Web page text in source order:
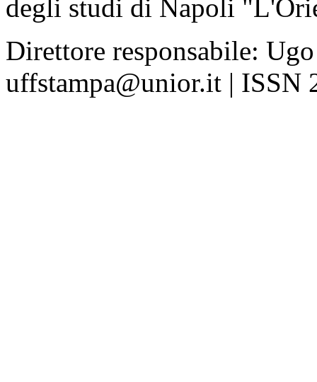
degli studi di Napoli
Direttore responsabile:
uffstampa@unior.it | ISSN